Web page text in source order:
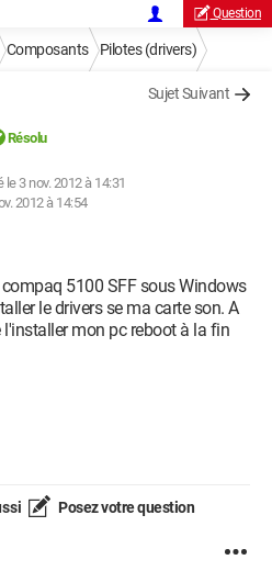
Question
Composants Pilotes (drivers)
Sujet Suivant
Résolu
le 3 nov. 2012 à 14:31
2012 à 14:54
5100 SFF sous Windows
le drivers se ma carte son. A
mon pc reboot à la fin
Posez votre question